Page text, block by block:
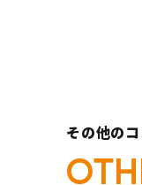
その他の
OTH